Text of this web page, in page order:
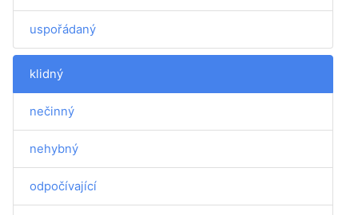
uspořádaný
klidný
nečinný
nehybný
odpočívající